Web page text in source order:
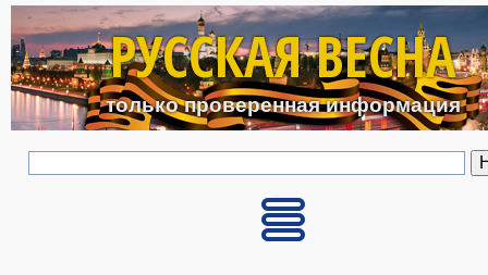
Перейти к основному
РУССКАЯ ВЕСНА
только проверенная информация